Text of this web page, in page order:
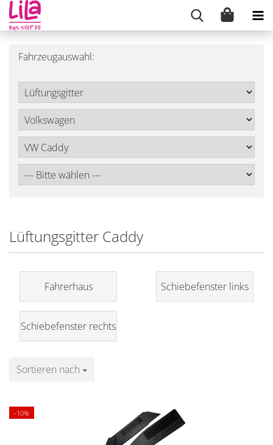
Fahrzeugauswahl:
Lüftungsgitter Caddy
Fahrerhaus Schiebefenster links
Schiebefenster rechts
Sortieren nach
Sortieren nach
-10%